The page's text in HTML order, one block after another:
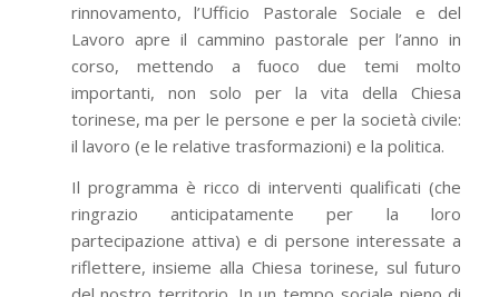
rinnovamento, l’Ufficio Pastorale Sociale e del
Lavoro apre il cammino pastorale per l’anno in
corso, mettendo a fuoco due temi molto
importanti, non solo per la vita della Chiesa
torinese, ma per le persone e per la società civile:
il lavoro (e le relative trasformazioni) e la politica.
Il programma è ricco di interventi qualificati (che
ringrazio anticipatamente per la loro
partecipazione attiva) e di persone interessate a
riflettere, insieme alla Chiesa torinese, sul futuro